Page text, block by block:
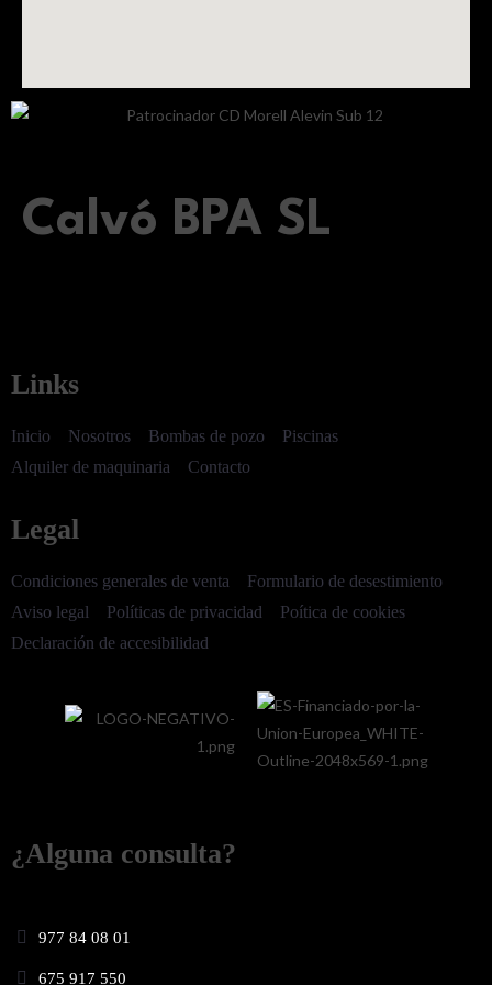
Calvó BPA SL
Links
Inicio Nosotros Bombas de pozo
Piscinas
Alquiler de maquinaria
Contacto
Legal
Condiciones generales de venta
Formulario de desestimiento
Aviso legal
Políticas de privacidad
Poítica de cookies
Declaración de accesibilidad
¿Alguna consulta?
977 84 08 01
675 917 550